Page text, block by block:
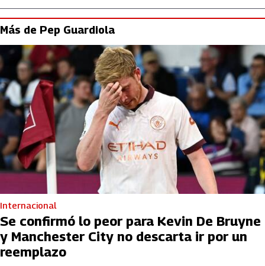
Más de Pep Guardiola
Internacional
Se confirmó lo peor para Kevin De Bruyne
y Manchester City no descarta ir por un
reemplazo